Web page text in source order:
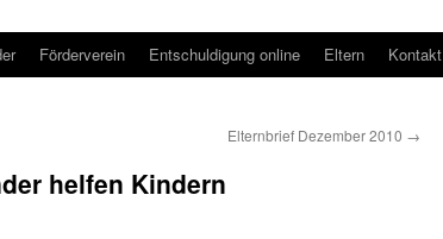
Förderverein Entschuldigung online Eltern Kontakt
Elternbrief Dezember 2010 →
helfen Kindern